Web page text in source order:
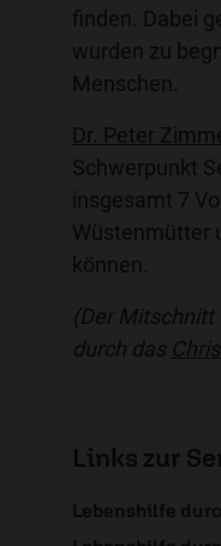
finden. Dabei
wurden zu
Menschen.
Dr. Peter
Schwerpunkt
insgesamt 7
Wüstenmütter
können.
(Der Mitschnitt
durch das
Links zur
Lebenshilfe